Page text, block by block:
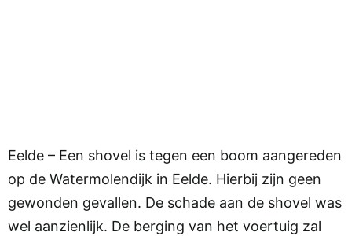
Eelde – Een shovel is tegen een boom aangereden
op de Watermolendijk in Eelde. Hierbij zijn geen
gewonden gevallen. De schade aan de shovel was
wel aanzienlijk. De berging van het voertuig zal